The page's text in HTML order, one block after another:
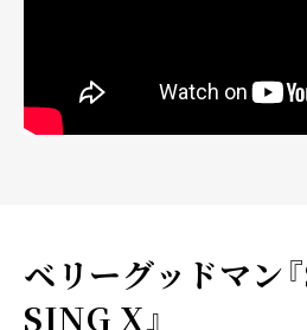
ベリーグッドマン
SING X』